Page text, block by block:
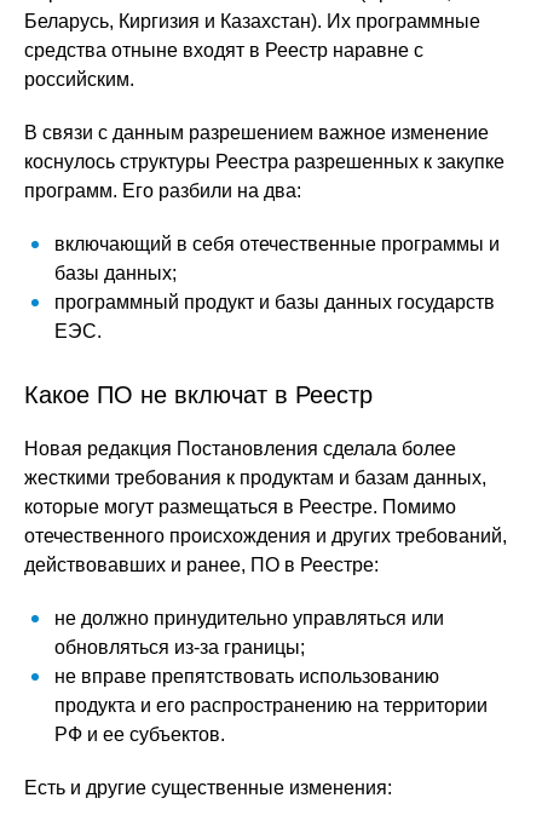
Беларусь, Киргизия и Казахстан). Их программные
средства отныне входят в Реестр наравне с
российским.
В связи с данным разрешением важное изменение
коснулось структуры Реестра разрешенных к закупке
программ. Его разбили на два:
включающий в себя отечественные программы и
базы данных;
программный продукт и базы данных государств
ЕЭС.
Какое ПО не включат в Реестр
Новая редакция Постановления сделала более
жесткими требования к продуктам и базам данных,
которые могут размещаться в Реестре. Помимо
отечественного происхождения и других требований,
действовавших и ранее, ПО в Реестре:
не должно принудительно управляться или
обновляться из-за границы;
не вправе препятствовать использованию
продукта и его распространению на территории
РФ и ее субъектов.
Есть и другие существенные изменения: